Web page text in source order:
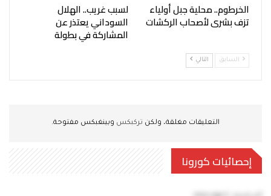
الخرطوم.. محلية جبل أولياء
تزف بشرى لأصحاب الركشات
لسبب غريب.. الهلال
السوداني يعتذر عن
المشاركة في بطولة
السابق التالي
التعليقات مغلقة، ولكن تركبكس وبينغبكس مفتوحة.
إحصائيات كورونا